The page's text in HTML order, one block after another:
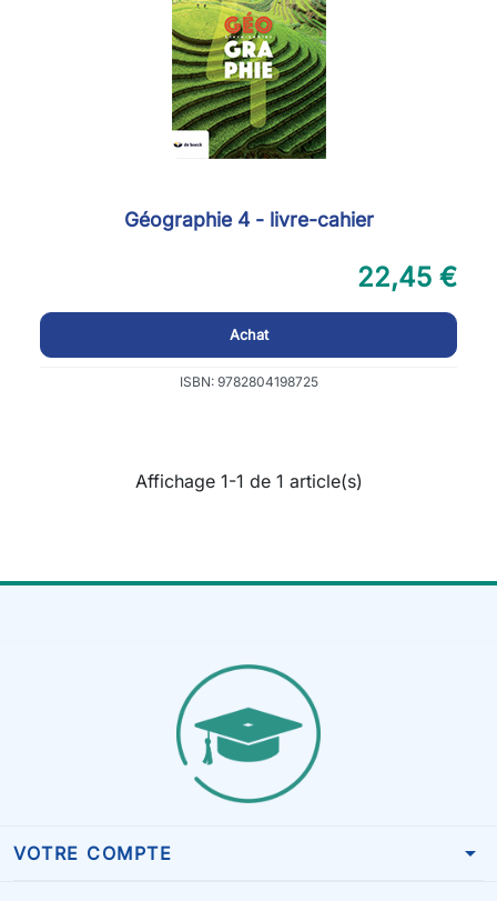
Géographie 4 - livre-cahier
22,45 €
Achat
ISBN: 9782804198725
Affichage 1-1 de 1 article(s)
VOTRE COMPTE arrow_drop_down